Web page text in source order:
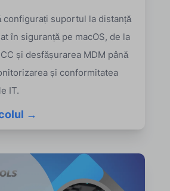
configurați suportul la distanță
în siguranță pe macOS, de la
și desfășurarea MDM până
și conformitatea
IT.
→